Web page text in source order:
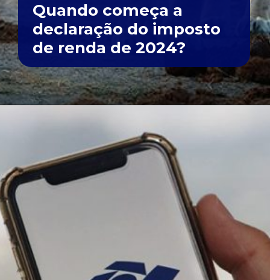
Quando começa a
declaração do imposto
de renda de 2024?